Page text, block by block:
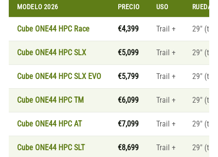
MODELO 2026 PRECIO USO RUEDAS
Cube ONE44 HPC Race €4,399 Trail + 29"
Cube ONE44 HPC SLX €5,099 Trail + 29"
Cube ONE44 HPC SLX EVO €5,799 Trail + 29"
Cube ONE44 HPC TM €6,099 Trail + 29"
Cube ONE44 HPC AT €7,099 Trail + 29"
Cube ONE44 HPC SLT €8,699 Trail + 29"